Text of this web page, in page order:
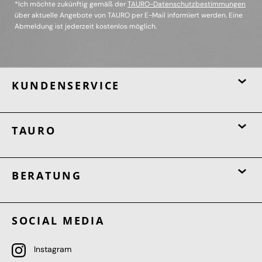
*Ich möchte zukünftig gemäß derTAURO-Datenschutzbestimmungen
über aktuelle Angebote von TAURO per E-Mail informiert werden. Eine
Abmeldung ist jederzeit kostenlos möglich.
KUNDENSERVICE
TAURO
BERATUNG
SOCIAL MEDIA
Instagram